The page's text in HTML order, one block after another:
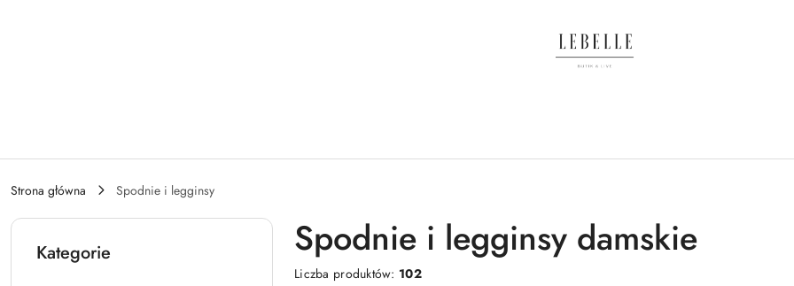
Strona główna Spodnie i legginsy
Kategorie Spodnie i legginsy damskie
Liczba produktów: 102